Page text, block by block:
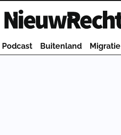
Homepage van NieuwRechts
Podcast Buitenland Migratie